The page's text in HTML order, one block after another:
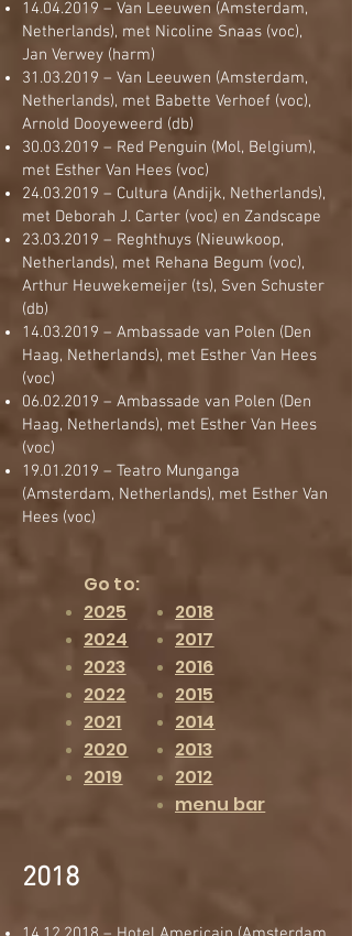
14.04.2019 – Van Leeuwen (Amsterdam,
Netherlands), met Nicoline Snaas (voc),
Jan Verwey (harm)
31.03.2019 – Van Leeuwen (Amsterdam,
Netherlands), met Babette Verhoef (voc),
Arnold Dooyeweerd (db)
30.03.2019 – Red Penguin (Mol, Belgium),
met Esther Van Hees (voc)
24.03.2019 – Cultura (Andijk, Netherlands),
met Deborah J. Carter (voc) en Zandscape
23.03.2019 – Reghthuys (Nieuwkoop,
Netherlands), met Rehana Begum (voc),
Arthur Heuwekemeijer (ts), Sven Schuster
(db)
14.03.2019 – Ambassade van Polen (Den
Haag, Netherlands), met Esther Van Hees
(voc)
06.02.2019 – Ambassade van Polen (Den
Haag, Netherlands), met Esther Van Hees
(voc)
19.01.2019 – Teatro Munganga
(Amsterdam, Netherlands), met Esther Van
Hees (voc)
Go to:
2025
2024
2023
2022
2021
2020
2019
2018
2017
2016
2015
2014
2013
2012
menu bar
2018